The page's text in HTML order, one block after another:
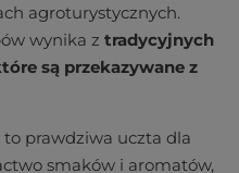
agroturystycznych.
wynika z tradycyjnych
są przekazywane z
prawdziwa uczta dla
smaków i aromatów,